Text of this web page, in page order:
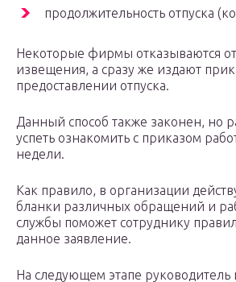
продолжительность отпуска
Некоторые фирмы отказываются
извещения, а сразу же издают
предоставлении отпуска.
Данный способ также законен, но
успеть ознакомить с приказом
недели.
Как правило, в организации
бланки различных обращений и
службы поможет сотруднику
данное заявление.
На следующем этапе руководитель